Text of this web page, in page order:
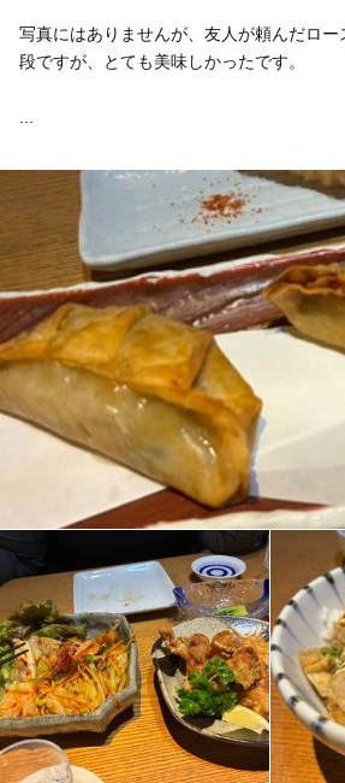
写真にはありませんが、友人が頼んだロ
段ですが、とても美味しかったです。